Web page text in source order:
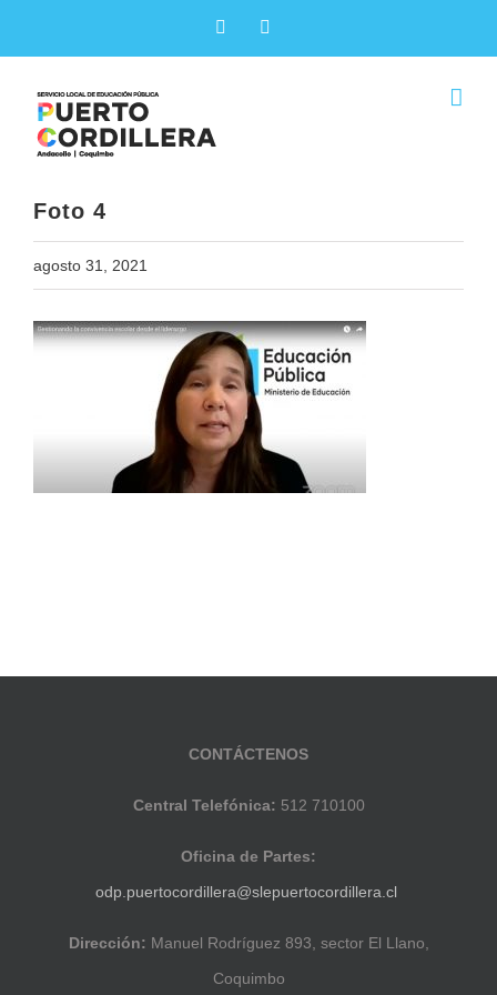
Facebook
Foto 4
agosto 31, 2021
CONTÁCTENOS
Central Telefónica: 512 710100
Oficina de Partes:
odp.puertocordillera@slepuertocordillera.cl
Dirección: Manuel Rodríguez 893, sector El Llano,
Coquimbo